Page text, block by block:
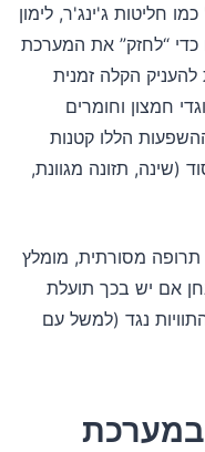
חליטות ג'ינג'ר, לימון
כדי “לחזק” את המערכת
להעניק הקלה זמנית
חמצון וחומרים
הללו קטנות
(שינה, תזונה מגוונת,
מסורתית, מומלץ
אם יש בכך תועלת
נגד (למשל עם
במערכת